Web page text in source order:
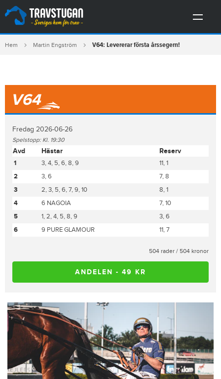
Hem Martin Engström V64: Levererar första årssegern!
V64
Fredag 2026-06-26
Spelstopp: Kl. 19:30
Avd Hästar Reserv
1 3, 4, 5, 6, 8, 9
11, 1
2
3, 6
7, 8
3
2, 3, 5, 6, 7, 9, 10
8, 1
4
6 NAGOIA
7, 10
5
1, 2, 4, 5, 8, 9
3, 6
6
9 PURE GLAMOUR 11, 7
504 rader / 504 kronor
ANDELEN - 49 KR